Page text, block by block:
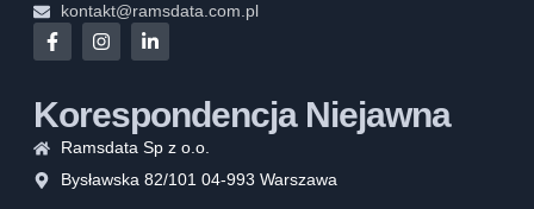
kontakt@ramsdata.com.pl
Korespondencja Niejawna
Ramsdata Sp z o.o.
Bysławska 82/101 04-993 Warszawa